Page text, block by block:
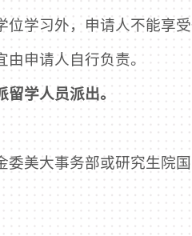
位学习外，申请人不能享
由申请人自行负责。
学人员派出。
美大事务部或研究生院国